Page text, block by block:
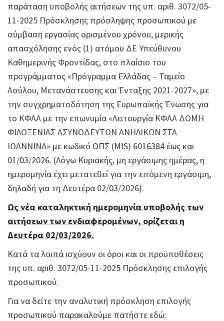
παράταση υποβολής αιτήσεων της υπ. αριθ. 3072/05-
11-2025 Πρόσκλησης πρόσληψης προσωπικού με
σύμβαση εργασίας ορισμένου χρόνου, μερικής
απασχόλησης ενός (1) ατόμου ΔΕ Υπεύθυνου
Καθημερινής Φροντίδας, στο πλαίσιο του
προγράμματος «Πρόγραμμα Ελλάδας – Ταμείο
Ασύλου, Μετανάστευσης και Ένταξης 2021-2027», με
την συγχρηματοδότηση της Ευρωπαϊκής Ένωσης για
το ΚΦΑΑ με την επωνυμία «Λειτουργία ΚΦΑΑ ΔΟΜΗ
ΦΙΛΟΞΕΝΙΑΣ ΑΣΥΝΟΔΕΥΤΩΝ ΑΝΗΛΙΚΩΝ ΣΤΑ
ΙΩΑΝΝΙΝΑ» με κωδικό ΟΠΣ (MIS) 6016384 έως και
01/03/2026. (Λόγω Κυριακής, μη εργάσιμης ημέρας, η
ημερομηνία έχει μετατεθεί για την επόμενη εργάσιμη,
δηλαδή για τη Δευτέρα 02/03/2026).
Ως νέα καταληκτική ημερομηνία υποβολής των
αιτήσεων των ενδιαφερομένων, ορίζεται η
Δευτέρα 02/03/2026.
Κατά τα λοιπά ισχύουν οι όροι και οι προϋποθέσεις
της υπ. αριθ. 3072/05-11-2025 Πρόσκλησης επιλογής
προσωπικού.
Για να δείτε την αναλυτική πρόσκληση επιλογής
προσωπικού παρακαλούμε πατήστε εδώ: